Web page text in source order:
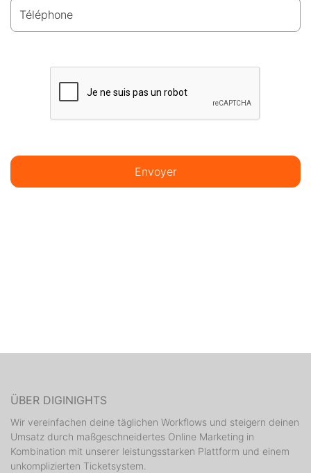
Téléphone
Envoyer
ÜBER DIGINIGHTS
Wir vereinfachen deine täglichen Workflows und steigern deinen
Umsatz durch maßgeschneidertes Online Marketing in
Kombination mit unserer leistungsstarken Plattform und einem
unkomplizierten Ticketsystem.